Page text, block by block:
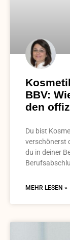
BBV:
den
Du bist
verschönerst
du in deiner
MEHR LESEN »